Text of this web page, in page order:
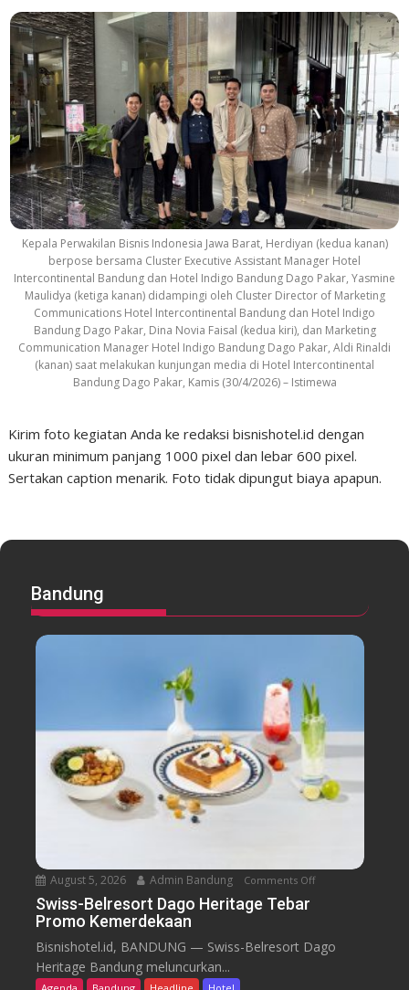
Kepala Perwakilan Bisnis Indonesia Jawa Barat, Herdiyan (kedua kanan)
berpose bersama Cluster Executive Assistant Manager Hotel
Intercontinental Bandung dan Hotel Indigo Bandung Dago Pakar, Yasmine
Maulidya (ketiga kanan) didampingi oleh Cluster Director of Marketing
Communications Hotel Intercontinental Bandung dan Hotel Indigo
Bandung Dago Pakar, Dina Novia Faisal (kedua kiri), dan Marketing
Communication Manager Hotel Indigo Bandung Dago Pakar, Aldi Rinaldi
(kanan) saat melakukan kunjungan media di Hotel Intercontinental
Bandung Dago Pakar, Kamis (30/4/2026) – Istimewa
Kirim foto kegiatan Anda ke redaksi bisnishotel.id dengan
ukuran minimum panjang 1000 pixel dan lebar 600 pixel.
Sertakan caption menarik. Foto tidak dipungut biaya apapun.
Bandung
August 5, 2026 Admin Bandung Comments Offo
Swiss-Belresort Dago Heritage Tebar
Promo Kemerdekaan
Bisnishotel.id, BANDUNG — Swiss-Belresort Dago
Heritage Bandung meluncurkan...